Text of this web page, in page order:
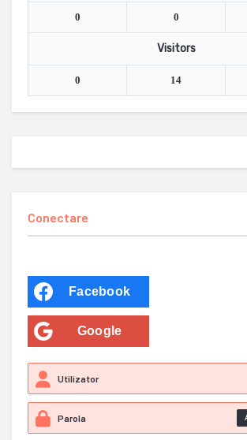
0 0
Visitors
0 14
Conectare
Facebook
Google